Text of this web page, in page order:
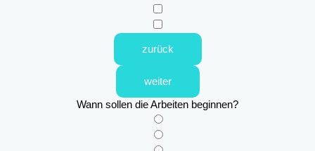
zurück
weiter
Wann sollen die Arbeiten beginnen?